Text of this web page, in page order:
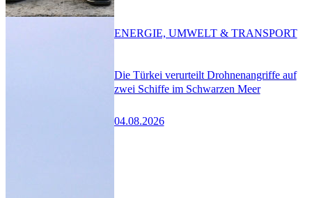
Die Türkei verurteilt Drohnenangriffe auf
zwei Schiffe im Schwarzen Meer
04.08.2026
ENERGIE, UMWELT & TRANSPORT